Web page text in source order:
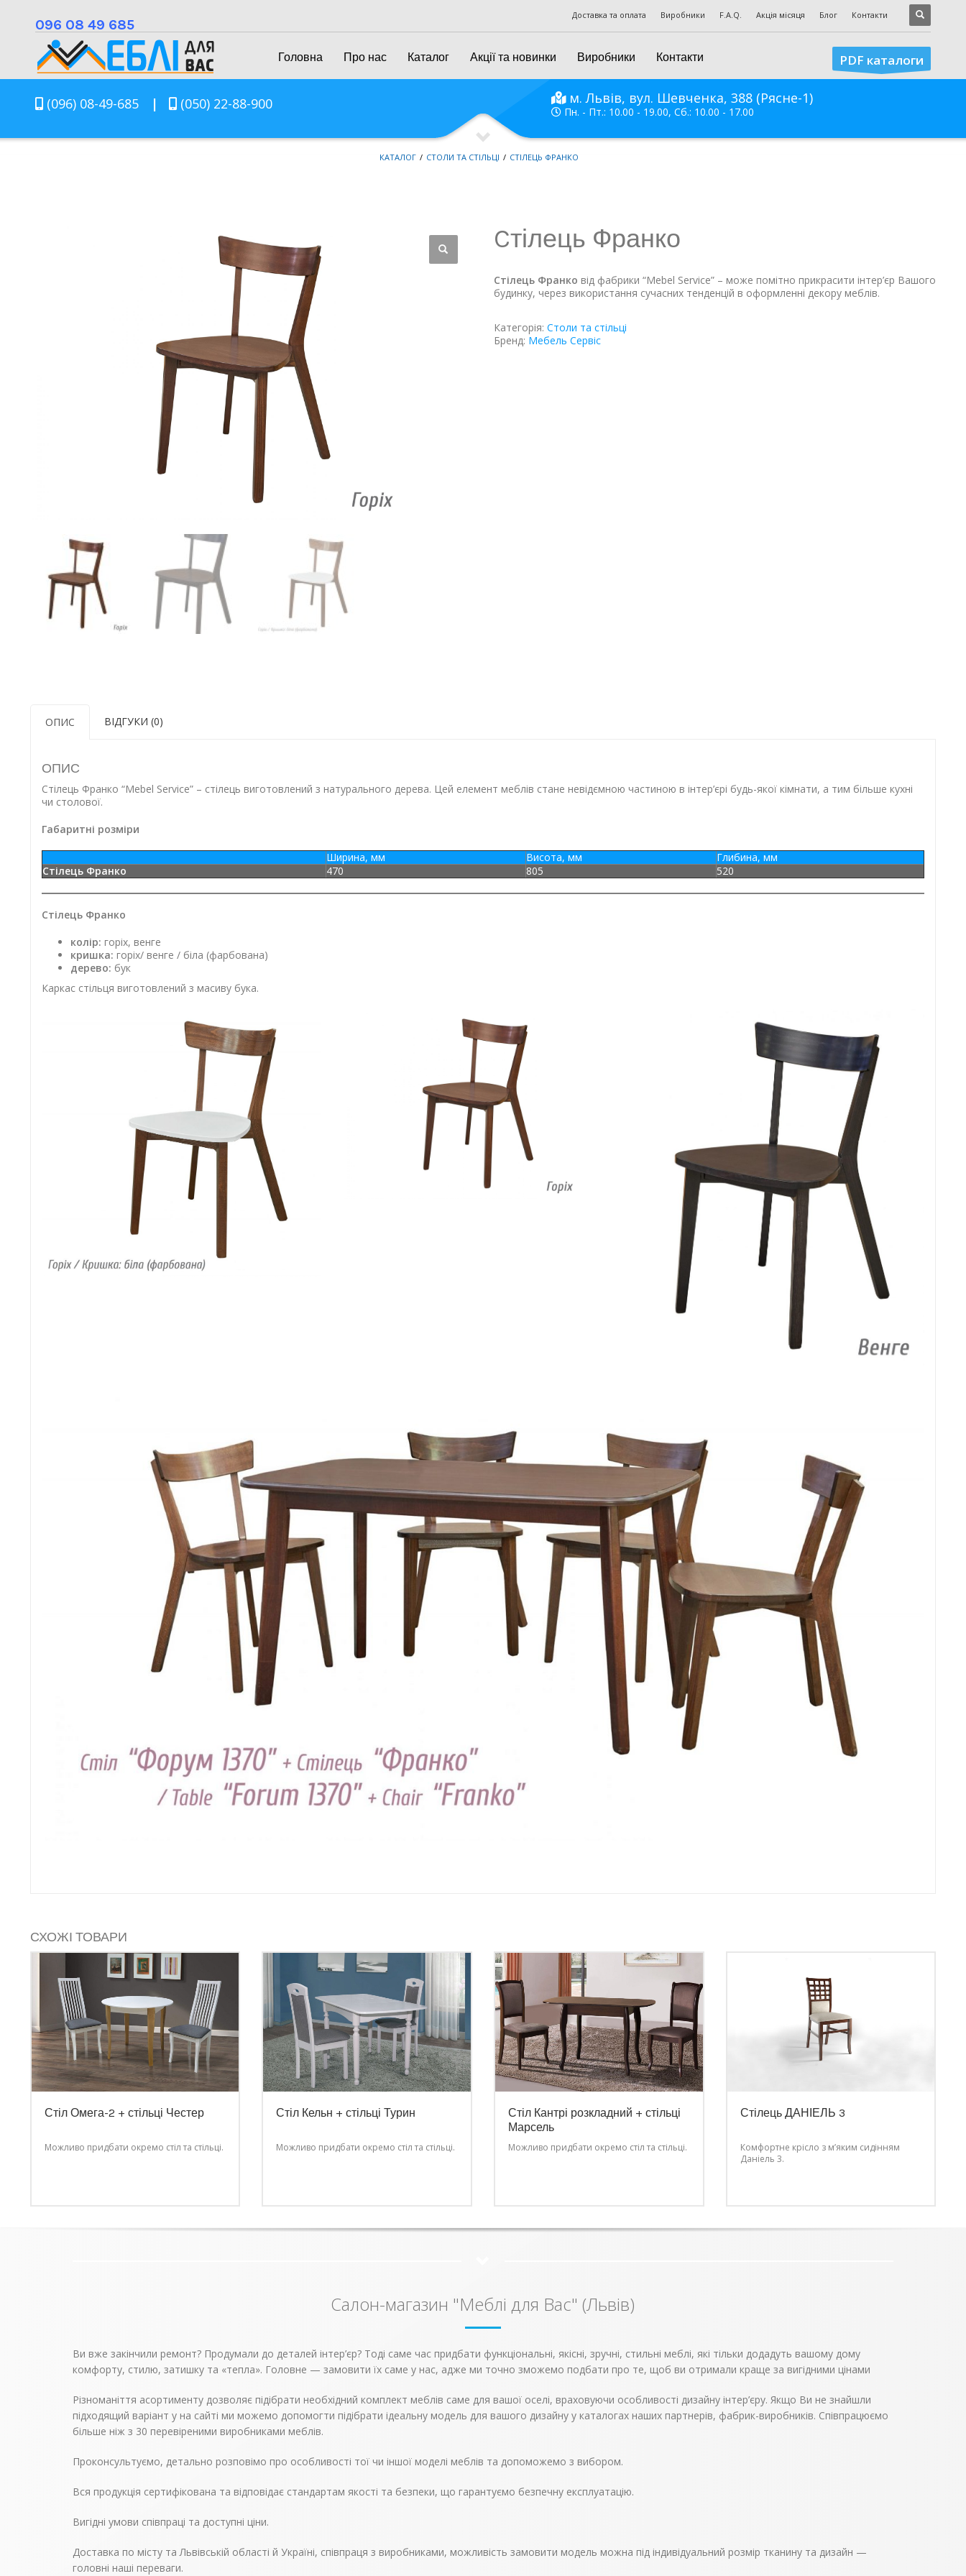
096 08 49 685
Доставка та оплата Виробники F.A.Q. Акція місяця Блог Контакти
Головна Про нас Каталог Акції та новинки Виробники Контакти PDF каталоги
(096) 08-49-685 | (050) 22-88-900 м. Львів, вул. Шевченка, 388 (Рясне-1)
Пн. - Пт.: 10.00 - 19.00, Сб.: 10.00 - 17.00
КАТАЛОГ СТОЛИ ТА СТІЛЬЦІ CТІЛЕЦЬ ФРАНКО
Cтілець Франко
Стілець Франко від фабрики “Mebel Service” – може помітно прикрасити інтер’єр Вашого
будинку, через використання сучасних тенденцій в оформленні декору меблів.
Категорія: Столи та стільці
Бренд: Мебель Сервіс
ОПИС ВІДГУКИ (0)
ОПИС
Стілець Франко “Mebel Service” – стілець виготовлений з натурального дерева. Цей елемент меблів стане невідємною частиною в інтер’єрі будь-якої кімнати, а тим більше кухні
чи столової.
Габаритні розміри
Ширина, мм Висота, мм
Глибина, мм
Стілець Франко
470 805 520
Стілець Франко
колір: горіх, венге
кришка: горіх/ венге / біла (фарбована)
дерево: бук
Каркас стільця виготовлений з масиву бука.
СХОЖІ ТОВАРИ
Стіл Омега-2 + стільці Честер
Можливо придбати окремо стіл та стільці.
Стіл Кельн + стільці Турин
Можливо придбати окремо стіл та стільці.
Стіл Кантрі розкладний + стільці
Марсель
Можливо придбати окремо стіл та стільці.
Стілець ДАНІЕЛЬ 3
Комфортне крісло з м’яким сидінням
Даніель 3.
Салон-магазин "Меблі для Вас" (Львів)
Ви вже закінчили ремонт? Продумали до деталей інтер’єр? Тоді саме час придбати функціональні, якісні, зручні, стильні меблі, які тільки додадуть вашому дому
комфорту, стилю, затишку та «тепла». Головне — замовити їх саме у нас, адже ми точно зможемо подбати про те, щоб ви отримали краще за вигідними цінами
Різноманіття асортименту дозволяє підібрати необхідний комплект меблів саме для вашої оселі, враховуючи особливості дизайну інтер’єру. Якщо Ви не знайшли
підходящий варіант у на сайті ми можемо допомогти підібрати ідеальну модель для вашого дизайну у каталогах наших партнерів, фабрик-виробників. Співпрацюємо
більше ніж з 30 перевіреними виробниками меблів.
Проконсультуємо, детально розповімо про особливості тої чи іншої моделі меблів та допоможемо з вибором.
Вся продукція сертифікована та відповідає стандартам якості та безпеки, що гарантуємо безпечну експлуатацію.
Вигідні умови співпраці та доступні ціни.
Доставка по місту та Львівській області й Україні, співпраця з виробниками, можливість замовити модель можна під індивідуальний розмір тканину та дизайн —
головні наші переваги.